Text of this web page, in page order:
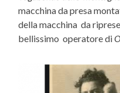
macchina da presa
della macchina da
bellissimo operatore di